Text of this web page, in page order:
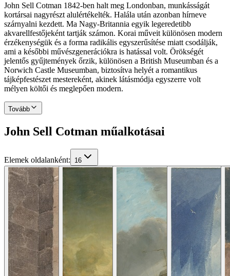
John Sell Cotman 1842-ben halt meg Londonban, munkásságát
kortársai nagyrészt alulértékelték. Halála után azonban hírneve
szárnyalni kezdett. Ma Nagy-Britannia egyik legeredetibb
akvarellfestőjeként tartják számon. Korai műveit különösen modern
érzékenységük és a forma radikális egyszerűsítése miatt csodálják,
ami a későbbi művészgenerációkra is hatással volt. Örökségét
jelentős gyűjtemények őrzik, különösen a British Museumban és a
Norwich Castle Museumban, biztosítva helyét a romantikus
tájképfestészet mestereként, akinek látásmódja egyszerre volt
mélyen költői és meglepően modern.
Tovább
John Sell Cotman műalkotásai
Elemek oldalanként: 16